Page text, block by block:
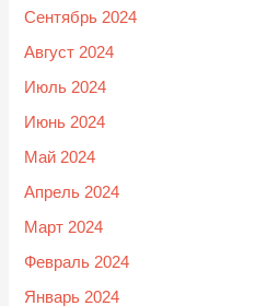
Сентябрь 2024
Август 2024
Июль 2024
Июнь 2024
Май 2024
Апрель 2024
Март 2024
Февраль 2024
Январь 2024